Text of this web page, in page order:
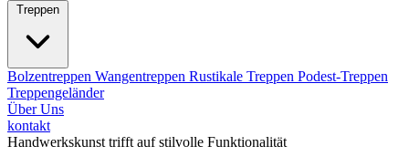
Treppen
Bolzentreppen Wangentreppen Rustikale Treppen Podest-Treppen
Treppengeländer
Über Uns
kontakt
Handwerkskunst trifft auf stilvolle Funktionalität